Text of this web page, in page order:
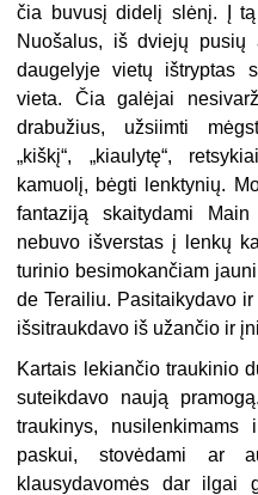
čia buvusį didelį slėnį. Į
Nuošalus, iš dviejų pusių
daugelyje vietų ištryptas
vieta. Čia galėjai
drabužius, užsiimti
„kiškį“, „kiaulytę“,
kamuolį, bėgti lenktynių.
fantaziją skaitydami
nebuvo išverstas į lenkų
turinio besimokančiam
de Terailiu. Pasitaikydavo
išsitraukdavo iš užančio ir
Kartais lekiančio traukinio
suteikdavo naują
traukinys, nusilenkimams
paskui, stovėdami ar
klausydavomės dar ilgai